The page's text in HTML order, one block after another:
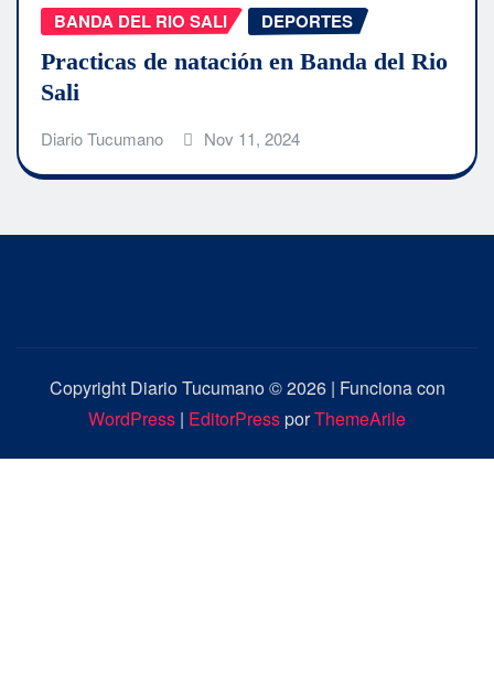
BANDA DEL RIO SALI DEPORTES
Practicas de natación en Banda del Rio
Sali
Diario Tucumano Nov 11, 2024
Copyright Diario Tucumano © 2026 | Funciona con
WordPress | EditorPressporThemeArile